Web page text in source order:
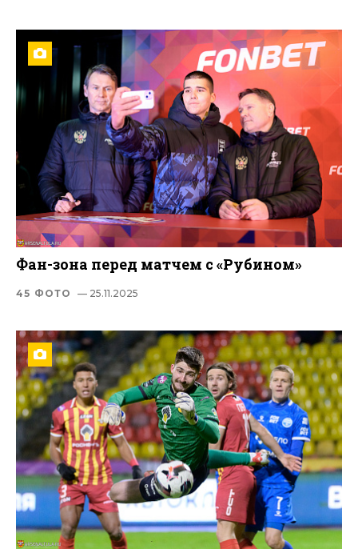
Фан-зона перед матчем с «Рубином»
45 ФОТО — 25.11.2025